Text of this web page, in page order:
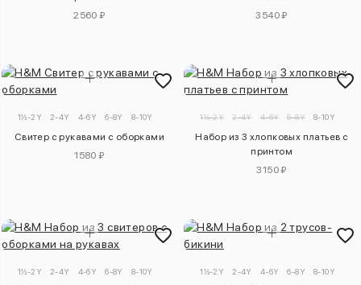
2560 ₽
3540 ₽
1½-2Y 2-4Y 4-6Y 6-8Y 8-10Y
Свитер с рукавами с оборками
1580 ₽
1½-2Y 2-4Y 4-6Y 6-8Y 8-10Y
Набор из 3 хлопковых платьев с
принтом
3150 ₽
1½-2Y 2-4Y 4-6Y 6-8Y 8-10Y 1½-2Y 2-4Y 4-6Y 6-8Y 8-10Y